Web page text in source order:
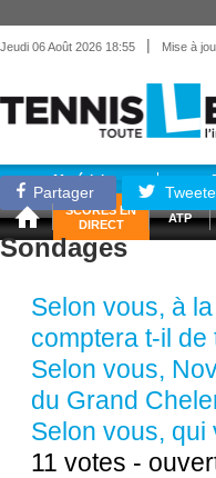
Jeudi 06 Août 2026 18:55 | Mise à
Matériel
SCORES EN
DIRECT
ATP
Partager
Sondages
Selon vous, à
comptera t-il
Selon vous,
du Grand
Selon vous, qui
11 votes -